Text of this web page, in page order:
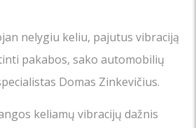
nelygiu keliu, pajutus vibraciją
pakabos, sako automobilių
Domas Zinkevičius.
keliamų vibracijų dažnis